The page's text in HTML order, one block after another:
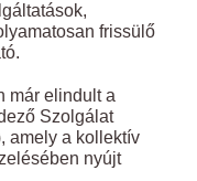
frissülő
már elindult a
Szolgálat
amely a kollektív
nyújt